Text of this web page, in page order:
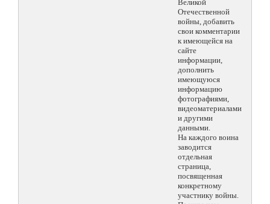
Великой
Отечественной
войны, добавить
свои комментарии
к имеющейся на
сайте
информации,
дополнить
имеющуюся
информацию
фотографиями,
видеоматериалами
и другими
данными.
На каждого воина
заводится
отдельная
страница,
посвященная
конкретному
участнику войны.